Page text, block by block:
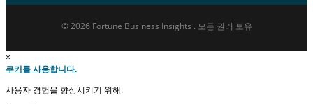
© 2026 Fortune Business Insights . 모든 권리 보유
×
쿠키를 사용합니다.
사용자 경험을 향상시키기 위해.